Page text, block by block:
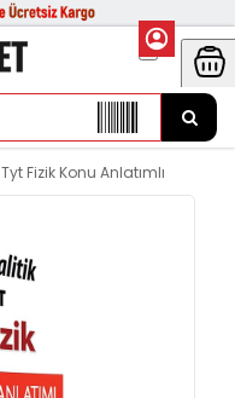
Tyt Fizik Konu Anlatımlı